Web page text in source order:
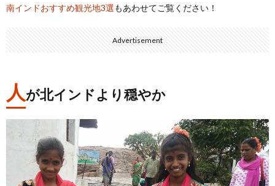
南インドおすすめ観光地3選もあわせてご覧ください！
Advertisement
人が北インドより穏やか